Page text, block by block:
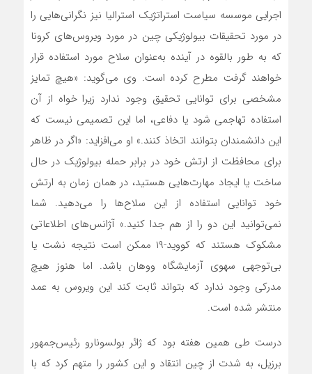
اجرایی موسسه سیاست استراتژیک استرالیا نیز نگرانی‌هایی را
در مورد تحقیقات بیولوژیکی چین در مورد ویروس‌های کرونا
که به طور بالقوه در آینده به‌عنوان سلاح مورد استفاده قرار
خواهند گرفت مطرح کرده است. وی می‌گوید: «هیچ تمایز
مشخصی برای توانایی تحقیق وجود ندارد زیرا خواه از آن
استفاده تهاجمی شود یا دفاعی، اما این تصمیمی نیست که
این دانشمندان بتوانند اتخاذ کنند.» او می‌افزاید: «اگر در ظاهر
برای محافظت از ارتش خود در برابر حمله بیولوژیک در حال
ساخت یا ایجاد مهارت‌هایی هستید، در همان زمان به ارتش
خود توانایی استفاده از این سلاح‌ها را می‌دهید. شما
نمی‌توانید این دو را از هم جدا کنید.» آژانس‌های اطلاعاتی
مشکوک هستند که کووید-۱۹ ممکن است نتیجه نشت یا
بی‌توجهی سهوی آزمایشگاه ووهان باشد. اما هنوز هیچ
مدرکی وجود ندارد که بتواند ثابت کند این ویروس به عمد
منتشر شده است.
درست طی همین هفته بود که ژائر بولسونارو رئیس‌جمهور
برزیل، به شدت از چین انتقاد و این کشور را متهم کرد که با